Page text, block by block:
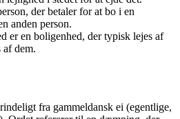
der betaler for at bo i en
anden person.
er en boligenhed, der typisk lejes af
af dem.
fra gammeldansk ei (egentlige,